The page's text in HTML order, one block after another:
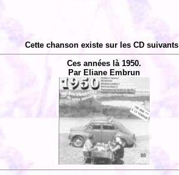
Cette chanson existe sur les CD
Ces années là 1950.
Par Eliane Embrun